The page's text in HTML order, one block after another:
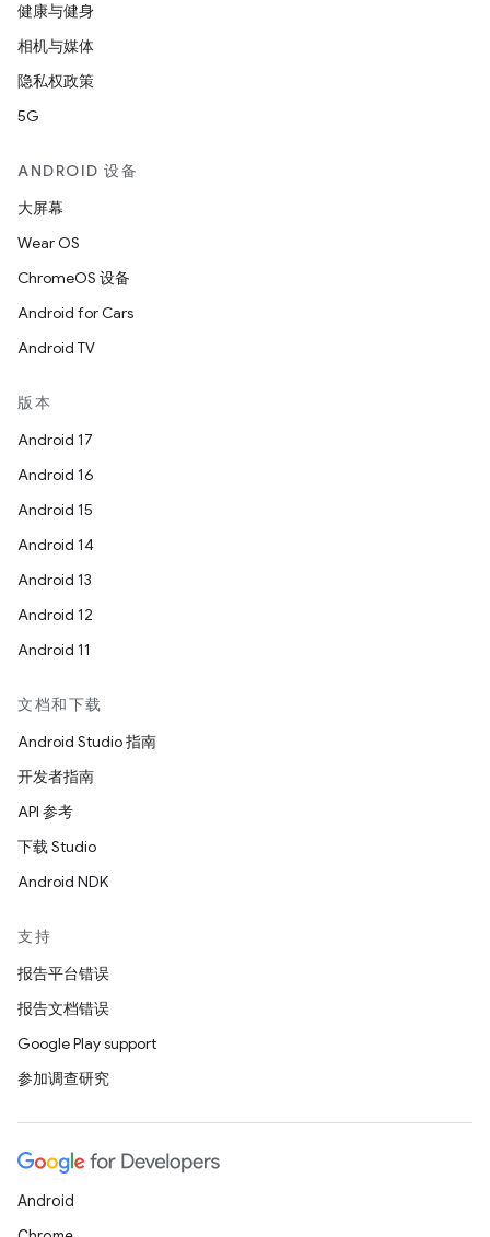
健康与健身
相机与媒体
隐私权政策
5G
ANDROID 设备
大屏幕
Wear OS
ChromeOS 设备
Android for Cars
Android TV
版本
Android 17
Android 16
Android 15
Android 14
Android 13
Android 12
Android 11
文档和下载
Android Studio 指南
开发者指南
API 参考
下载 Studio
Android NDK
支持
报告平台错误
报告文档错误
Google Play support
参加调查研究
Android